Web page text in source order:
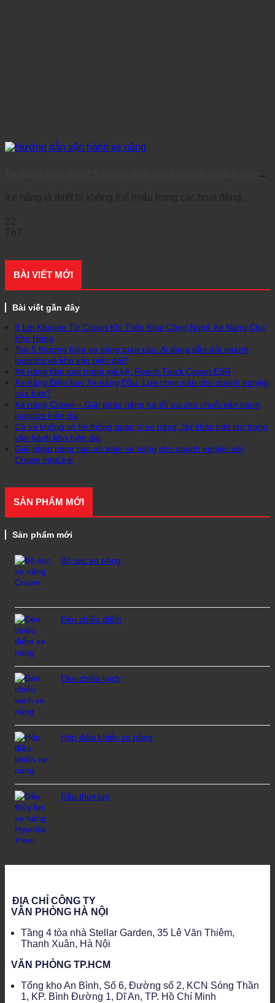
Tại sao xe nâng bị lật? 5 nguyên nhân phổ biến nhất và cách phòng
BÀI VIẾT MỚI
Bài viết gần đây
8 Lời Khuyên Từ Crown Khi Triển Khai Công Nghệ Xe Nâng Cho
Kho Hàng
Top 5 thương hiệu xe nâng toàn cầu: Ai đang dẫn dắt ngành
logistics và kho vận hiện đại?
Xe nâng tầm cao trong giá kệ: Reach Truck Crown ESR
Xe nâng Điện hay Xe nâng Dầu: Lựa chọn nào cho doanh nghiệp
của bạn?
Xe nâng Crown – Giải pháp nâng hạ tối ưu cho chuỗi vận hành
logistics hiện đại
Có và không có hệ thống quản lý xe nâng: Sự khác biệt lớn trong
vận hành kho hiện đại
Giải pháp nâng cao an toàn xe nâng cho doanh nghiệp với
Crown InfoLink
SẢN PHẨM MỚI
Sản phẩm mới
Bộ sạc xe nâng
Đèn chiếu điểm
Đèn chiếu vạch
Hộp điều khiển xe nâng
Dầu thủy lực
ĐỊA CHỈ CÔNG TY
VĂN PHÒNG HÀ NỘI
Tầng 4 tòa nhà Stellar Garden, 35 Lê Văn Thiêm,
Thanh Xuân, Hà Nội
VĂN PHÒNG TP.HCM
Tổng kho An Bình, Số 6, Đường số 2, KCN Sóng Thần
1, KP. Bình Đường 1, Dĩ An, TP. Hồ Chí Minh